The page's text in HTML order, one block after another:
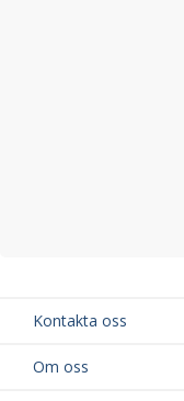
på sidan för att
Kontakta oss
Om oss